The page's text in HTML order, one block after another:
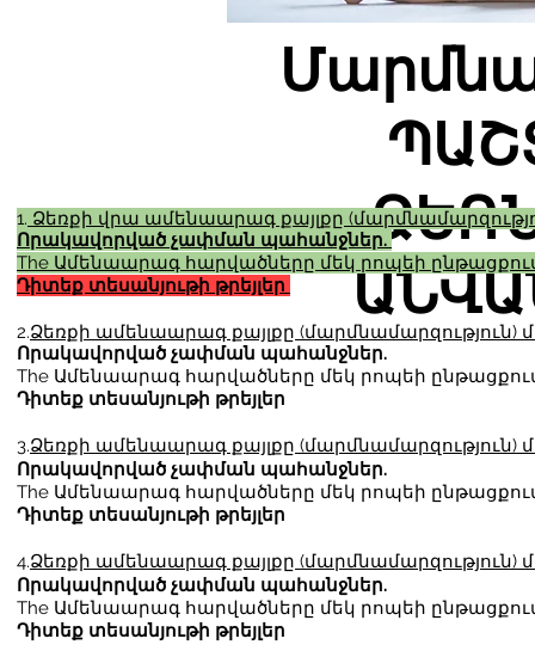
1. Ձեռքի վրա ամենաարագ քայլքը
Որակավորված չափման պահանջներ.
The Ամենաարագ հարվածները մեկ րոպեի
Դիտեք տեսանյութի թրեյլեր
2.Ձեռքի ամենաարագ քայլքը (մարմնամարզություն)
Որակավորված չափման պահանջներ.
The Ամենաարագ հարվածները մեկ րոպեի
Դիտեք տեսանյութի թրեյլեր
3.Ձեռքի ամենաարագ քայլքը (մարմնամարզություն)
Որակավորված չափման պահանջներ.
The Ամենաարագ հարվածները մեկ րոպեի
Դիտեք տեսանյութի թրեյլեր
4.Ձեռքի ամենաարագ քայլքը (մարմնամարզություն)
Որակավորված չափման պահանջներ.
The Ամենաարագ հարվածները մեկ րոպեի
Դիտեք տեսանյութի թրեյլեր